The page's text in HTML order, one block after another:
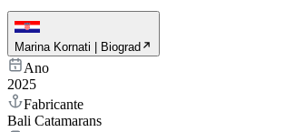
Marina Kornati | Biograd
Ano
2025
Fabricante
Bali Catamarans